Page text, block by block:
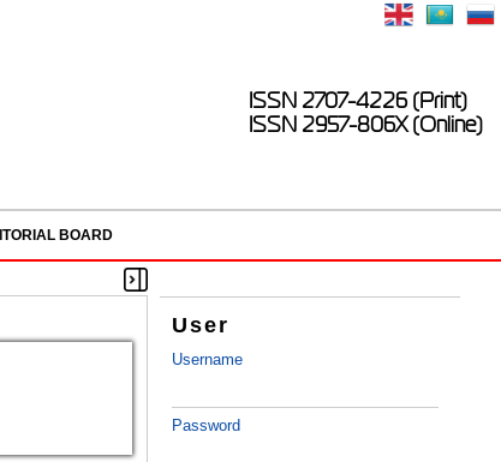
ISSN 2707-4226 (Print)
ISSN 2957-806X (Online)
BOARD
User
Username
Password